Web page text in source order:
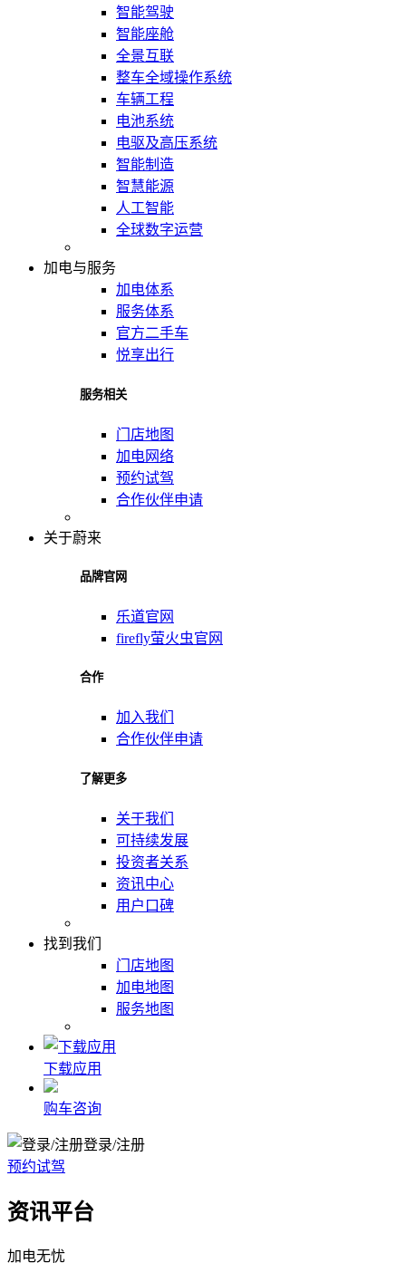
智能驾驶
智能座舱
全景互联
整车全域操作系统
车辆工程
电池系统
电驱及高压系统
智能制造
智慧能源
人工智能
全球数字运营
加电与服务
加电体系
服务体系
官方二手车
悦享出行
服务相关
门店地图
加电网络
预约试驾
合作伙伴申请
关于蔚来
品牌官网
乐道官网
firefly萤火虫官网
合作
加入我们
合作伙伴申请
了解更多
关于我们
可持续发展
投资者关系
资讯中心
用户口碑
找到我们
门店地图
加电地图
服务地图
下载应用
购车咨询
登录/注册
预约试驾
资讯平台
加电无忧